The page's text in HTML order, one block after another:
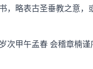
，略表古圣垂教之意
甲午孟春 会稽章楠谨